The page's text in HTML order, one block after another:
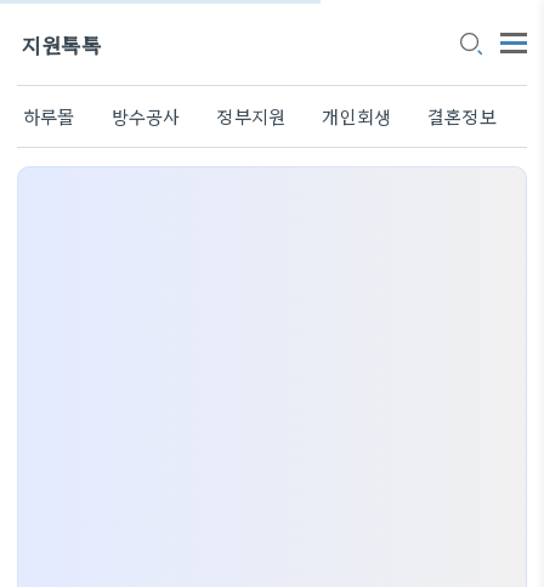
지원톡톡
하루몰 방수공사 정부지원 개인회생 결혼정보